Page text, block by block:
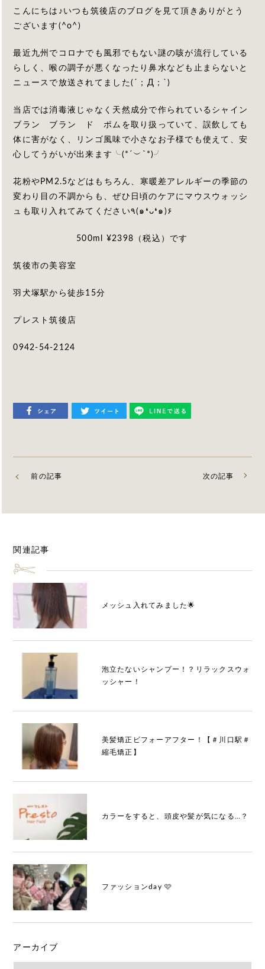
こんにちは♪いつも筑後店のブログを見て頂きありがとう
ございます(^o^)
最近九州でコロナでも風邪でもない謎の咳が流行している
らしく、喉の調子が悪くなったり鼻水なども止まらないと
ニュースで放送されてました(´；Д；`)
当店では消毒液じゃなく天然成分で作られているシャイン
ブラン ブラン ド ポムを取り扱っていて、誤飲しても
体に害がなく、リンゴ風味で小さなお子様でも使えて、安
心してうがいが出来ます╰(*´︶`*)╯
花粉やPM2.5などはもちろん、寒暖差アレルギーの季節の
変わり目の不調からも、ぜひ日頃のケアにマウスウォッシ
ュも取り入れてみてください٩(๑❛ᴗ❛๑)۶
500ml ¥2398（税込）です
筑後市の美容室
羽犬塚駅から徒歩15分
プレスト筑後店
0942-54-2124
前の記事 次の記事
関連記事
メッシュ入れてみました🌟
泡立たないシャンプー！？リラックスウォ
ッシャー！
美髪矯正ビフォーアフター！【＃川口駅＃
縮毛矯正】
カラーをすると、頭皮や髪が気になる…？
ファッションday 🩷
アーカイブ